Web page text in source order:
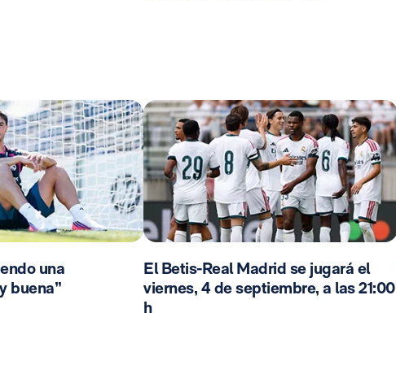
una
buena”
El Betis-Real Madrid se jugará el
viernes, 4 de septiembre, a las 21:00
h